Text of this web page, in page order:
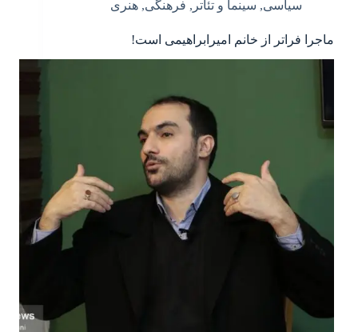
سیاسی, سینما و تئاتر , فرهنگی, هنری
ماجرا فراتر از خانم امیرابراهیمی است!